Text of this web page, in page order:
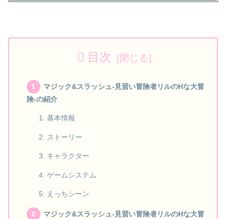
目次
マジック&スラッシュ-見習い冒険者リルのHな大冒
険-の紹介
基本情報
ストーリー
キャラクター
ゲームシステム
えっちシーン
マジック&スラッシュ-見習い冒険者リルのHな大冒